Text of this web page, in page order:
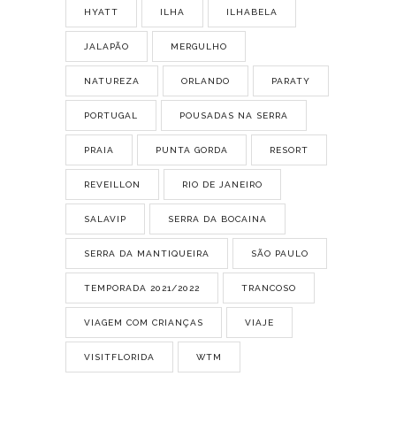
HYATT ILHA ILHABELA
JALAPÃO MERGULHO
NATUREZA ORLANDO PARATY
PORTUGAL POUSADAS NA SERRA
PRAIA PUNTA GORDA RESORT
REVEILLON RIO DE JANEIRO
SALAVIP SERRA DA BOCAINA
SERRA DA MANTIQUEIRA SÃO PAULO
TEMPORADA 2021/2022 TRANCOSO
VIAGEM COM CRIANÇAS VIAJE
VISITFLORIDA WTM